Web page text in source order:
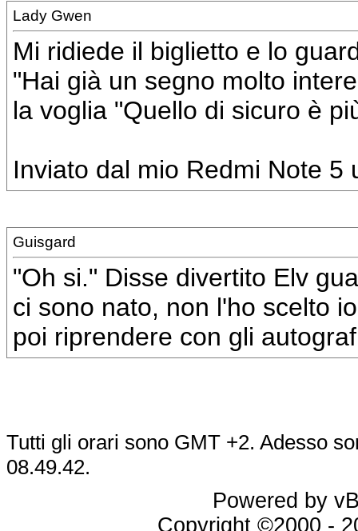
Lady Gwen
Mi ridiede il biglietto e lo
"Hai già un segno molto
la voglia "Quello di sicuro è
Inviato dal mio Redmi Note 5
Guisgard
"Oh si." Disse divertito Elv
ci sono nato, non l'ho scelto
poi riprendere con gli
Tutti gli orari sono GMT +2. Adesso
08.49.42.
Powered by
Copyright ©2000 -